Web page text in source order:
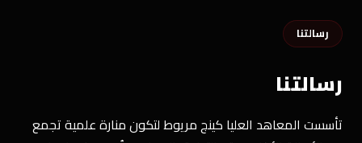
رسالتنا
رسالتنا
تأسست المعاهد العليا كينج مريوط لتكون منارة علمية تجمع